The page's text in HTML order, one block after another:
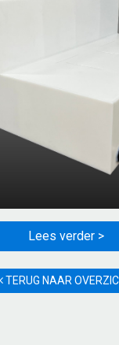
Lees verder >
TERUG NAAR